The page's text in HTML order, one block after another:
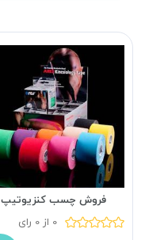
فروش چسب کنزیوتیپ
0 از 0 رای